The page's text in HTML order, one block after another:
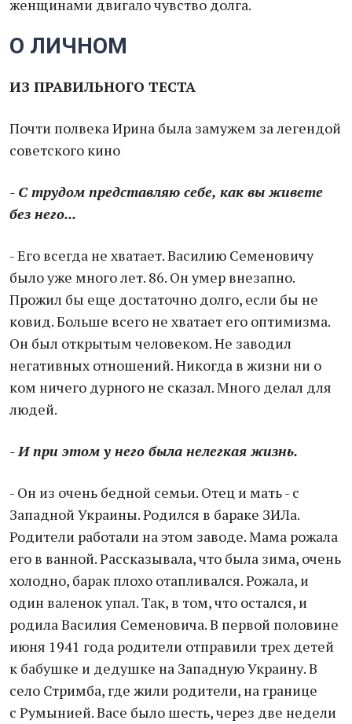
женщинами двигало чувство долга.
О ЛИЧНОМ
ИЗ ПРАВИЛЬНОГО ТЕСТА
Почти полвека Ирина была замужем за легендой
советского кино
- С трудом представляю себе, как вы живете
без него...
- Его всегда не хватает. Василию Семеновичу
было уже много лет. 86. Он умер внезапно.
Прожил бы еще достаточно долго, если бы не
ковид. Больше всего не хватает его оптимизма.
Он был открытым человеком. Не заводил
негативных отношений. Никогда в жизни ни о
ком ничего дурного не сказал. Много делал для
людей.
- И при этом у него была нелегкая жизнь.
- Он из очень бедной семьи. Отец и мать - с
Западной Украины. Родился в бараке ЗИЛа.
Родители работали на этом заводе. Мама рожала
его в ванной. Рассказывала, что была зима, очень
холодно, барак плохо отапливался. Рожала, и
один валенок упал. Так, в том, что остался, и
родила Василия Семеновича. В первой половине
июня 1941 года родители отправили трех детей
к бабушке и дедушке на Западную Украину. В
село Стримба, где жили родители, на границе
с Румынией. Васе было шесть, через две недели